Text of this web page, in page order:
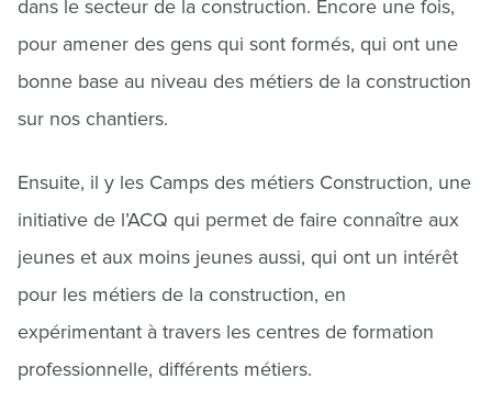
dans le secteur de la construction. Encore une fois,
pour amener des gens qui sont formés, qui ont une
bonne base au niveau des métiers de la construction
sur nos chantiers.
Ensuite, il y les Camps des métiers Construction, une
initiative de l’ACQ qui permet de faire connaître aux
jeunes et aux moins jeunes aussi, qui ont un intérêt
pour les métiers de la construction, en
expérimentant à travers les centres de formation
professionnelle, différents métiers.